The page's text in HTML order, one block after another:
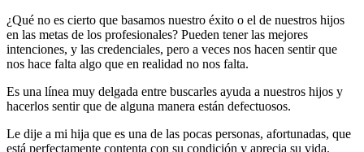
¿Qué no es cierto que basamos nuestro éxito o el de nuestros hijos
en las metas de los profesionales? Pueden tener las mejores
intenciones, y las credenciales, pero a veces nos hacen sentir que
nos hace falta algo que en realidad no nos falta.
Es una línea muy delgada entre buscarles ayuda a nuestros hijos y
hacerlos sentir que de alguna manera están defectuosos.
Le dije a mi hija que es una de las pocas personas, afortunadas, que
está perfectamente contenta con su condición y aprecia su vida.